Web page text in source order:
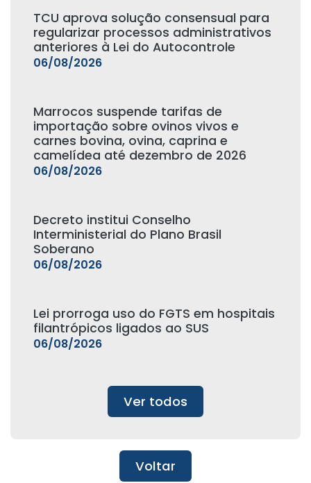
TCU aprova solução consensual para
regularizar processos administrativos
anteriores à Lei do Autocontrole
06/08/2026
Marrocos suspende tarifas de
importação sobre ovinos vivos e
carnes bovina, ovina, caprina e
camelídea até dezembro de 2026
06/08/2026
Decreto institui Conselho
Interministerial do Plano Brasil
Soberano
06/08/2026
Lei prorroga uso do FGTS em hospitais
filantrópicos ligados ao SUS
06/08/2026
Ver todos
Voltar